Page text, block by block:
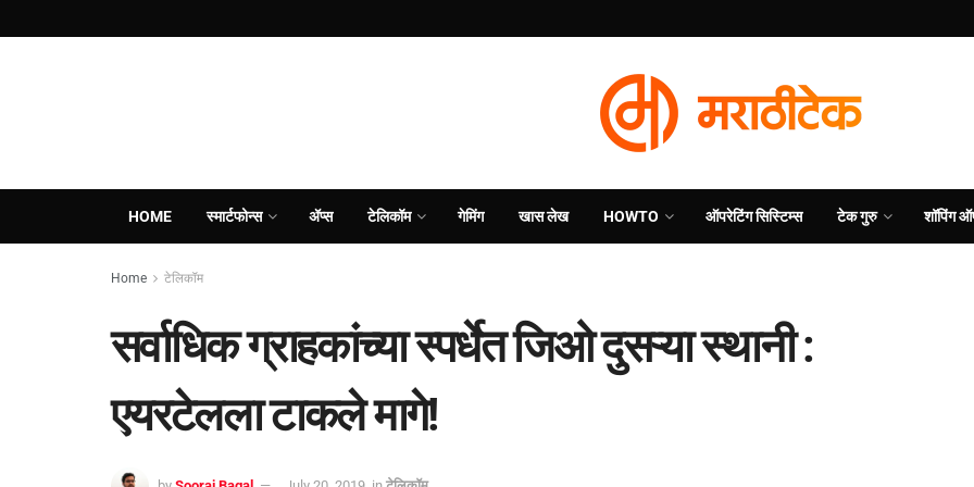
HOME स्मार्टफोन्स ॲप्स टेलिकॉम गेमिंग खास लेख HOWTO ऑपरेटिंग सिस्टिम्स टेक गुरु शॉपिंग
Home टेलिकॉम
सर्वाधिक ग्राहकांच्या स्पर्धेत जिओ दुसऱ्या स्थानी :
एयरटेलला टाकले मागे!